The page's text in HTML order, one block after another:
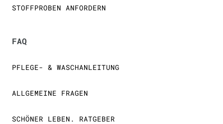
STOFFPROBEN ANFORDERN
FAQ
PFLEGE- & WASCHANLEITUNG
ALLGEMEINE FRAGEN
SCHÖNER LEBEN. RATGEBER